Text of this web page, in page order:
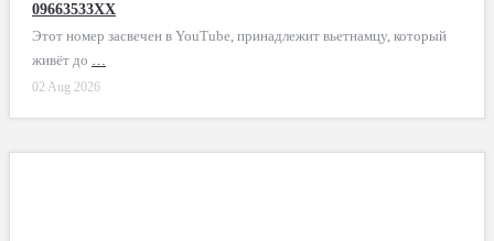
09663533XX
Этот номер засвечен в YouTube, принадлежит вьетнамцу, который
живёт до …
02 Aug 2026